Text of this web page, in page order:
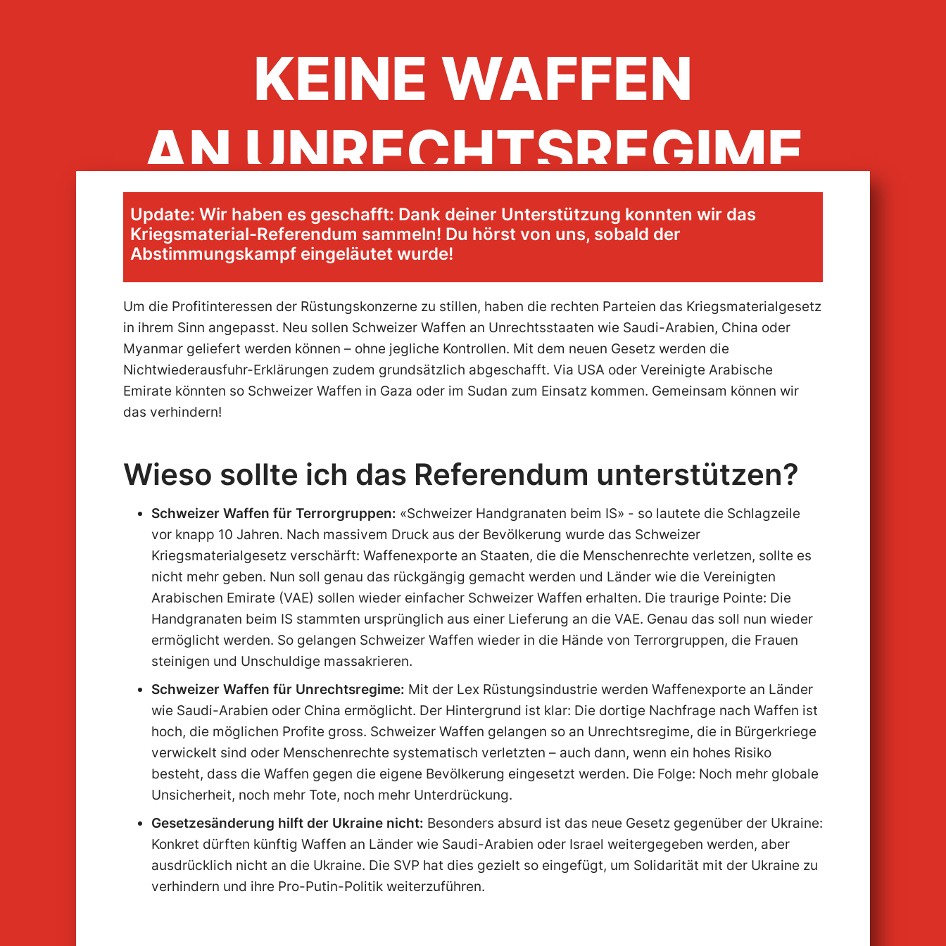
KEINE WAFFEN
AN UNRECHTSREGIME
Kriegsmaterial-Referendum
jetzt unterschreiben!
Update: Wir haben es geschafft: Dank deiner Unterstützung konnten wir das
Kriegsmaterial-Referendum sammeln! Du hörst von uns, sobald der
Abstimmungskampf eingeläutet wurde!
Um die Profitinteressen der Rüstungskonzerne zu stillen, haben die rechten Parteien das Kriegsmaterialgesetz
in ihrem Sinn angepasst. Neu sollen Schweizer Waffen an Unrechtsstaaten wie Saudi-Arabien, China oder
Myanmar geliefert werden können – ohne jegliche Kontrollen. Mit dem neuen Gesetz werden die
Nichtwiederausfuhr-Erklärungen zudem grundsätzlich abgeschafft. Via USA oder Vereinigte Arabische
Emirate könnten so Schweizer Waffen in Gaza oder im Sudan zum Einsatz kommen. Gemeinsam können wir
das verhindern!
Wieso sollte ich das Referendum unterstützen?
Schweizer Waffen für Terrorgruppen: «Schweizer Handgranaten beim IS» - so lautete die Schlagzeile
vor knapp 10 Jahren. Nach massivem Druck aus der Bevölkerung wurde das Schweizer
Kriegsmaterialgesetz verschärft: Waffenexporte an Staaten, die die Menschenrechte verletzen, sollte es
nicht mehr geben. Nun soll genau das rückgängig gemacht werden und Länder wie die Vereinigten
Arabischen Emirate (VAE) sollen wieder einfacher Schweizer Waffen erhalten. Die traurige Pointe: Die
Handgranaten beim IS stammten ursprünglich aus einer Lieferung an die VAE. Genau das soll nun wieder
ermöglicht werden. So gelangen Schweizer Waffen wieder in die Hände von Terrorgruppen, die Frauen
steinigen und Unschuldige massakrieren.
Schweizer Waffen für Unrechtsregime: Mit der Lex Rüstungsindustrie werden Waffenexporte an Länder
wie Saudi-Arabien oder China ermöglicht. Der Hintergrund ist klar: Die dortige Nachfrage nach Waffen ist
hoch, die möglichen Profite gross. Schweizer Waffen gelangen so an Unrechtsregime, die in Bürgerkriege
verwickelt sind oder Menschenrechte systematisch verletzten – auch dann, wenn ein hohes Risiko
besteht, dass die Waffen gegen die eigene Bevölkerung eingesetzt werden. Die Folge: Noch mehr globale
Unsicherheit, noch mehr Tote, noch mehr Unterdrückung.
Gesetzesänderung hilft der Ukraine nicht: Besonders absurd ist das neue Gesetz gegenüber der Ukraine:
Konkret dürften künftig Waffen an Länder wie Saudi-Arabien oder Israel weitergegeben werden, aber
ausdrücklich nicht an die Ukraine. Die SVP hat dies gezielt so eingefügt, um Solidarität mit der Ukraine zu
verhindern und ihre Pro-Putin-Politik weiterzuführen.